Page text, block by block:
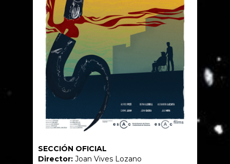
SECCIÓN OFICIAL
Director: Joan Vives Lozano